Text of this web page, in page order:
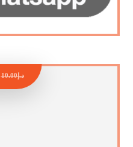
د.إ10.00